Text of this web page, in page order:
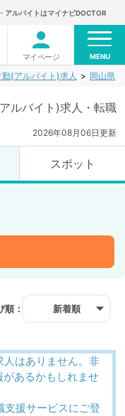
アルバイトはマイナビDOCTOR
マイページ MENU
(アルバイト)求人 岡山県
ルバイト)求人・転職
2026年08月06日更新
スポット
順： 新着順
人はありません。非
あるかもしれませ
支援サービスにご登